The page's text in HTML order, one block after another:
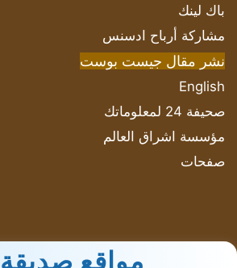
باك لينك
مشاركة أرباح ادسنس
نشر مقال جيست بوست
English
صحيفة 24 لمعلوماتك
مؤسسة اشراق العالم
صفحات
مواقع صديقة